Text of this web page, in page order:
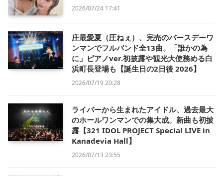
2026/07/24 17:41
庄最愛夏（圧ねぇ）、完売のバースデーワ
ンマンでフルバンド全13曲。「誰かの為
に」ピアノver.初披露や観光大使務める白
浜町長登場も【誕生日の2日後 2026】
2026/07/19 20:28
ライバーから生まれたアイドル、過去最大
のホールワンマンでの集大成。新曲も初披
露【321 IDOL PROJECT Special LIVE in
Kanadevia Hall】
2026/07/13 23:55